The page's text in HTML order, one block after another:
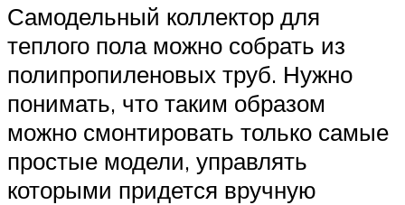
Самодельный коллектор для
теплого пола можно собрать из
полипропиленовых труб. Нужно
понимать, что таким образом
можно смонтировать только самые
простые модели, управлять
которыми придется вручную